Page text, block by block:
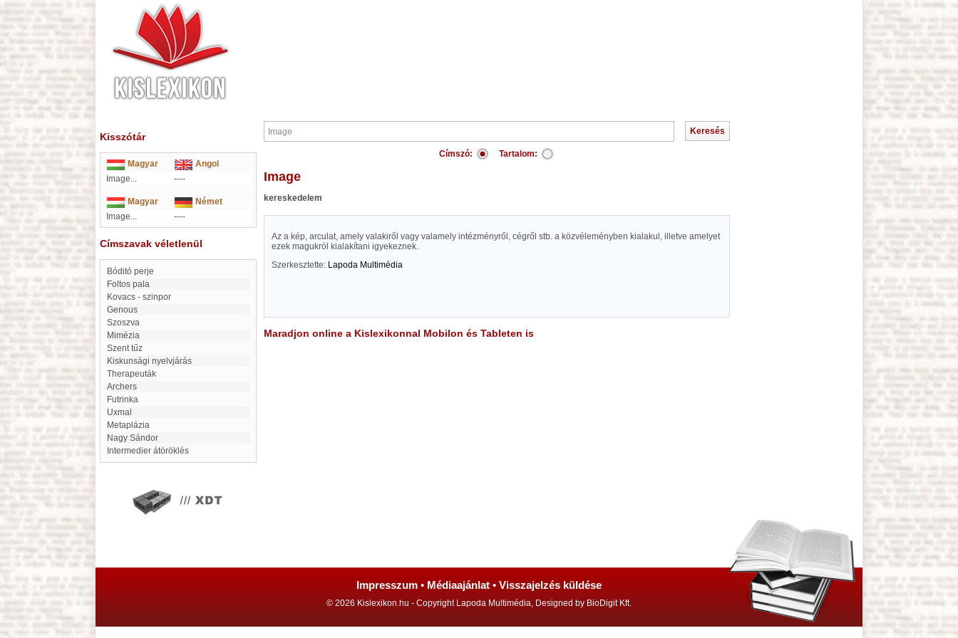
Kisszótár
Magyar
Angol
Image...
----
Magyar
Német
Image...
----
Címszavak véletlenül
Bóditó perje
Foltos pala
Kovacs - szinpor
Genous
Szoszva
mimézia
Szent tűz
Kiskunsági nyelvjárás
Therapeuták
Archers
Futrinka
Uxmal
Metaplázia
Nagy Sándor
intermedier átöröklés
Címszó: Tartalom:
Image
kereskedelem
Az a kép, arculat, amely valakiről vagy valamely intézményről, cégről stb. a közvéleményben kialakul, illetve amelyet
ezek magukról kialakítani igyekeznek.
Szerkesztette: Lapoda Multimédia
Maradjon online a Kislexikonnal Mobilon és Tableten is
Impresszum • Médiaajánlat • Visszajelzés küldése
© 2026 Kislexikon.hu - Copyright Lapoda Multimédia, Designed by BioDigit Kft.